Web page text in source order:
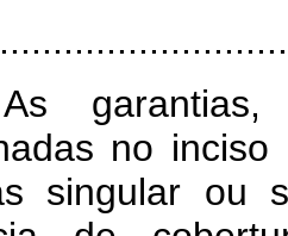
garantias,
no
singular ou